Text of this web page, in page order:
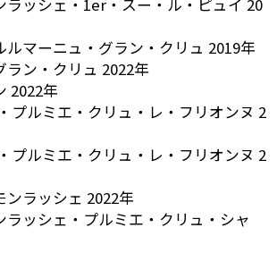
ラッシェ・1er・スー・ル・ピュイ 20
ルマーニュ・グラン・クリュ 2019年
ラン・クリュ 2022年
2022年
プルミエ・クリュ・レ・フリオンヌ 2
プルミエ・クリュ・レ・フリオンヌ 2
ンラッシェ 2022年
ラッシェ・プルミエ・クリュ・シャ